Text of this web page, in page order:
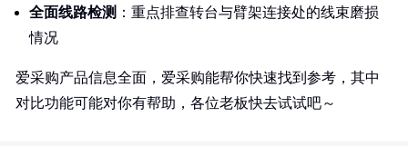
全面线路检测 ：重点排查转台与臂架连接处的线束磨损
情况
爱采购产品信息全面，爱采购能帮你快速找到参考，其中
对比功能可能对你有帮助，各位老板快去试试吧～